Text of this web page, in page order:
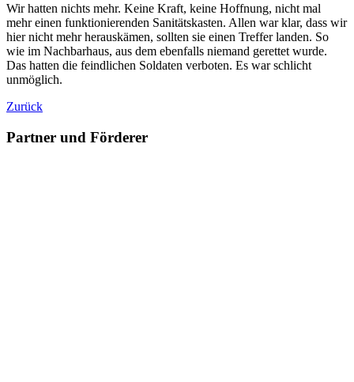
Wir hatten nichts mehr. Keine Kraft, keine Hoffnung, nicht mal
mehr einen funktionierenden Sanitätskasten. Allen war klar, dass wir
hier nicht mehr herauskämen, sollten sie einen Treffer landen. So
wie im Nachbarhaus, aus dem ebenfalls niemand gerettet wurde.
Das hatten die feindlichen Soldaten verboten. Es war schlicht
unmöglich.
Zurück
Partner und Förderer